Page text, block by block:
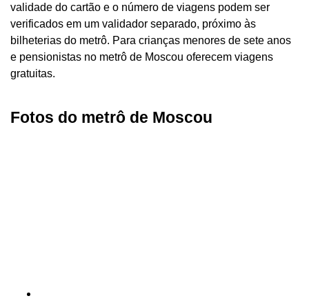
validade do cartão e o número de viagens podem ser
verificados em um validador separado, próximo às
bilheterias do metrô. Para crianças menores de sete anos
e pensionistas no metrô de Moscou oferecem viagens
gratuitas.
Fotos do metrô de Moscou